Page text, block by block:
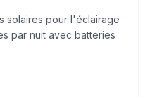
solaires pour l'éclairage
par nuit avec batteries